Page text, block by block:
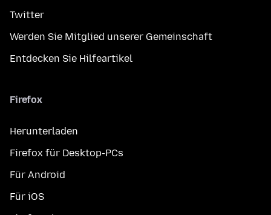
Twitter
Werden Sie Mitglied unserer Gemeinschaft
Entdecken Sie Hilfeartikel
Firefox
Herunterladen
Firefox für Desktop-PCs
Für Android
Für iOS